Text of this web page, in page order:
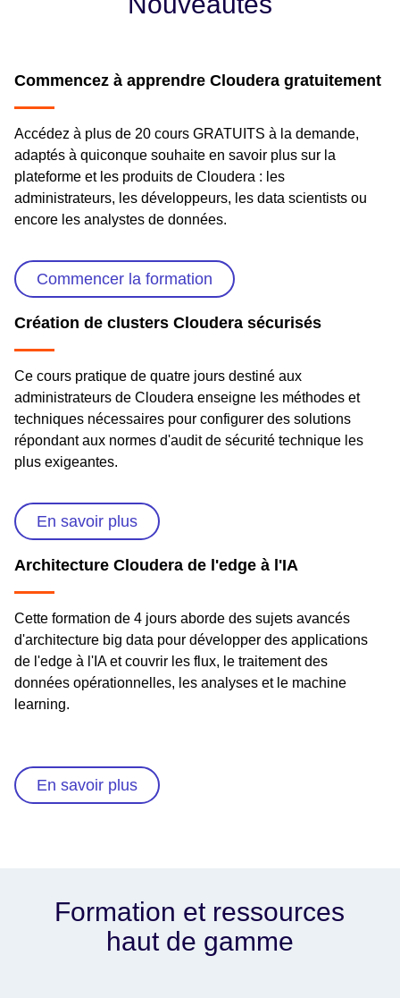
Commencez à apprendre Cloudera gratuitement
Accédez à plus de 20 cours GRATUITS à la demande,
adaptés à quiconque souhaite en savoir plus sur la
plateforme et les produits de Cloudera : les
administrateurs, les développeurs, les data scientists ou
encore les analystes de données.
Commencer la formation
Création de clusters Cloudera sécurisés
Ce cours pratique de quatre jours destiné aux
administrateurs de Cloudera enseigne les méthodes et
techniques nécessaires pour configurer des solutions
répondant aux normes d'audit de sécurité technique les
plus exigeantes.
En savoir plus
Architecture Cloudera de l'edge à l'IA
Cette formation de 4 jours aborde des sujets avancés
d'architecture big data pour développer des applications
de l'edge à l'IA et couvrir les flux, le traitement des
données opérationnelles, les analyses et le machine
learning.
En savoir plus
Formation et ressources
haut de gamme